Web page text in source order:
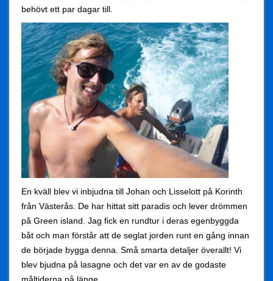
behövt ett par dagar till.
En kväll blev vi inbjudna till Johan och Lisselott på Korinth
från Västerås. De har hittat sitt paradis och lever drömmen
på Green island. Jag fick en rundtur i deras egenbyggda
båt och man förstår att de seglat jorden runt en gång innan
de började bygga denna. Små smarta detaljer överallt! Vi
blev bjudna på lasagne och det var en av de godaste